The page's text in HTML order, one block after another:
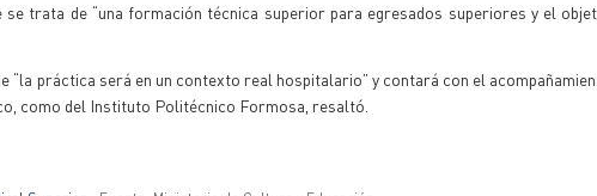
trata de “una formación técnica superior para egresados superiores y el
“la práctica será en un contexto real hospitalario” y contará con el
como del Instituto Politécnico Formosa, resaltó.